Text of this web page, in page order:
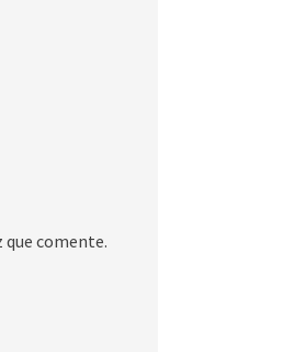
que comente.